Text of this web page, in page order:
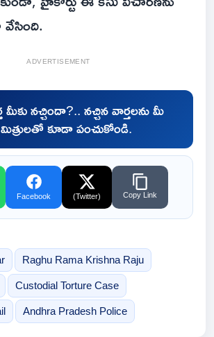
ADVERTISEMENT
నచ్చిందా?.. నచ్చిన వార్తలను మీ
మిత్రులతో కూడా పంచుకోండి.
Facebook (Twitter) Copy Link
Raghu Rama Krishna Raju
Custodial Torture Case
Andhra Pradesh Police